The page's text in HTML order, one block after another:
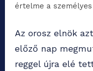
értelme a
Az orosz elnök
előző nap
reggel újra elé